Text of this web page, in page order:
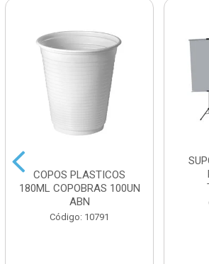
COPOS PLASTICOS
180ML COPOBRAS 100UN
ABN
Código: 10791